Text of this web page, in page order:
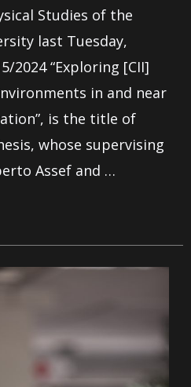
Studies of the
last Tuesday,
2024 “Exploring [CII]
in and near
is the title of
whose supervising
Assef and …